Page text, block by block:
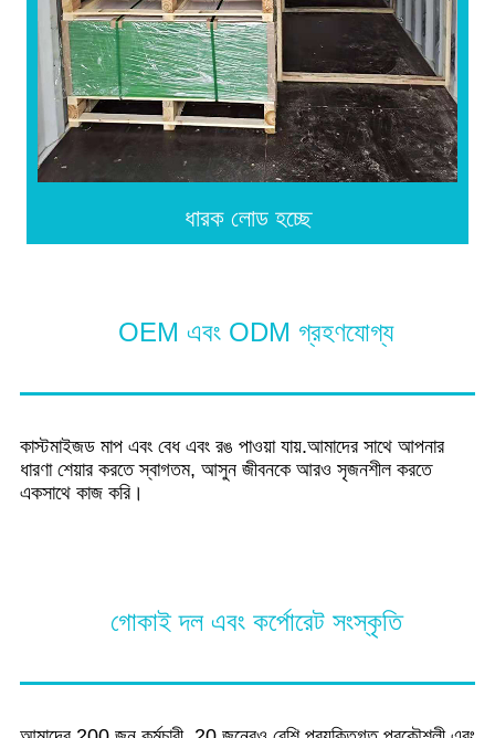
ধারক লোড হচ্ছে
OEM এবং ODM গ্রহণযোগ্য
কাস্টমাইজড মাপ এবং বেধ এবং রঙ পাওয়া যায়.আমাদের সাথে আপনার
ধারণা শেয়ার করতে স্বাগতম, আসুন জীবনকে আরও সৃজনশীল করতে
একসাথে কাজ করি।
গোকাই দল এবং কর্পোরেট সংস্কৃতি